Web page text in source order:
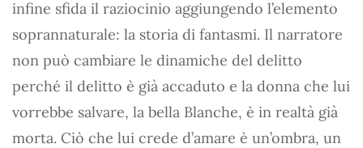
infine sfida il raziocinio aggiungendo l’elemento
soprannaturale: la storia di fantasmi. Il narratore
non può cambiare le dinamiche del delitto
perché il delitto è già accaduto e la donna che lui
vorrebbe salvare, la bella Blanche, è in realtà già
morta. Ciò che lui crede d’amare è un’ombra, un